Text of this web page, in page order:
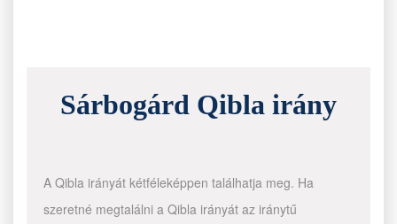
Sárbogárd Qibla irány
A Qibla irányát kétféleképpen találhatja meg. Ha
szeretné megtalálni a Qibla irányát az iránytű